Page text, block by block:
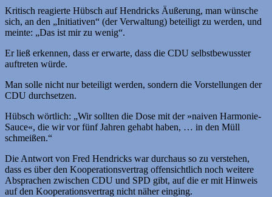
Kritisch reagierte Hübsch auf Hendricks Äußerung, man wünsche
sich, an den „Initiativen“ (der Verwaltung) beteiligt zu werden, und
meinte: „Das ist mir zu wenig“.
Er ließ erkennen, dass er erwarte, dass die CDU selbstbewusster
auftreten würde.
Man solle nicht nur beteiligt werden, sondern die Vorstellungen der
CDU durchsetzen.
Hübsch wörtlich: „Wir sollten die Dose mit der »naiven Harmonie-
Sauce«, die wir vor fünf Jahren gehabt haben, … in den Müll
schmeißen.“
Die Antwort von Fred Hendricks war durchaus so zu verstehen,
dass es über den Kooperationsvertrag offensichtlich noch weitere
Absprachen zwischen CDU und SPD gibt, auf die er mit Hinweis
auf den Kooperationsvertrag nicht näher einging.